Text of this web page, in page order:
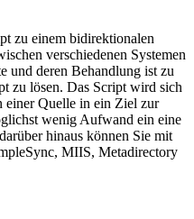
zu einem bidirektionalen
verschiedenen Systemen
und deren Behandlung ist zu
zu lösen. Das Script wird sich
einer Quelle in ein Ziel zur
wenig Aufwand ein eine
hinaus können Sie mit
MIIS, Metadirectory